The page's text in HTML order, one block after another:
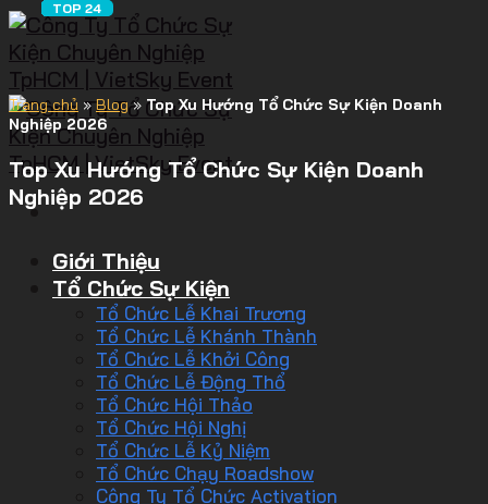
Giới Thiệu
Tổ Chức Sự Kiện
Tổ Chức Lễ Khai Trương
Tổ Chức Lễ Khánh Thành
Tổ Chức Lễ Khởi Công
Tổ Chức Lễ Động Thổ
Tổ Chức Hội Thảo
Tổ Chức Hội Nghị
Tổ Chức Lễ Kỷ Niệm
Tổ Chức Chạy Roadshow
Công Ty Tổ Chức Activation
Trang chủ » Blog » Top Xu Hướng Tổ Chức Sự Kiện Doanh
Nghiệp 2026
Top Xu Hướng Tổ Chức Sự Kiện Doanh
Nghiệp 2026